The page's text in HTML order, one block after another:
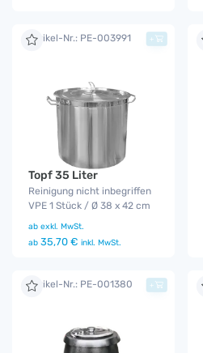
Artikel-Nr.: PE-003991
Topf 35 Liter
Reinigung nicht inbegriffen
VPE 1 Stück / Ø 38 x 42 cm
ab exkl. MwSt.
ab 35,70 € inkl. MwSt.
+
Artikel-Nr.: PE-001380 +